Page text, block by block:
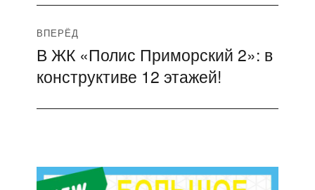
ВПЕРЁД
Следующая
запись:
В ЖК «Полис Приморский 2»: в
конструктиве 12 этажей!